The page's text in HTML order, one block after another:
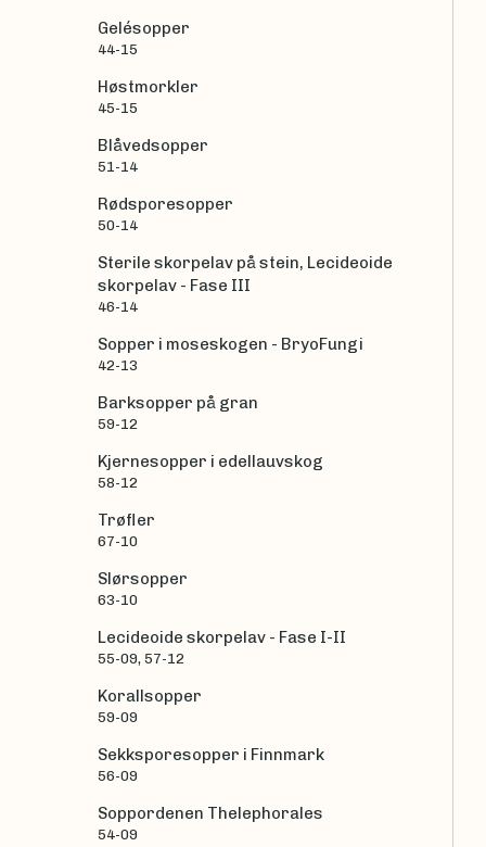
Gelésopper
44-15
Høstmorkler
45-15
Blåvedsopper
51-14
Rødsporesopper
50-14
Sterile skorpelav på stein, Lecideoide
skorpelav - Fase III
46-14
Sopper i moseskogen - BryoFungi
42-13
Barksopper på gran
59-12
Kjernesopper i edellauvskog
58-12
Trøfler
67-10
Slørsopper
63-10
Lecideoide skorpelav - Fase I-II
55-09, 57-12
Korallsopper
59-09
Sekksporesopper i Finnmark
56-09
Soppordenen Thelephorales
54-09